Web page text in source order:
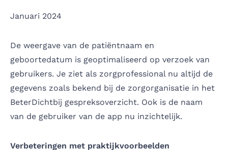
Januari 2024
De weergave van de patiëntnaam en
geboortedatum is geoptimaliseerd op verzoek van
gebruikers. Je ziet als zorgprofessional nu altijd de
gegevens zoals bekend bij de zorgorganisatie in het
BeterDichtbij gespreksoverzicht. Ook is de naam
van de gebruiker van de app nu inzichtelijk.
Verbeteringen met praktijkvoorbeelden